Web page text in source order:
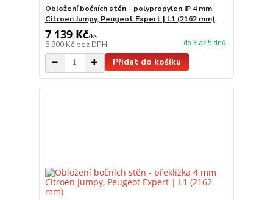
Obložení bočních stěn - polypropylen IP 4 mm
Citroen Jumpy, Peugeot Expert | L1 (2162 mm)
7 139 Kč/ks
5 900 Kč bez DPH do 3 až 5 dnů
Přidat do košíku